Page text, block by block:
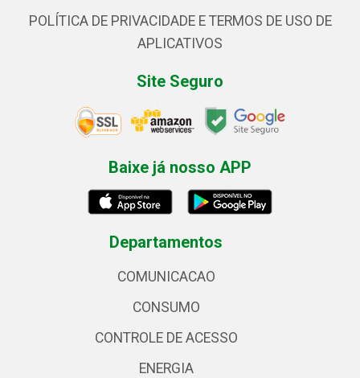
POLÍTICA DE PRIVACIDADE E TERMOS DE USO DE
APLICATIVOS
Site Seguro
Baixe já nosso APP
Departamentos
COMUNICACAO
CONSUMO
CONTROLE DE ACESSO
ENERGIA